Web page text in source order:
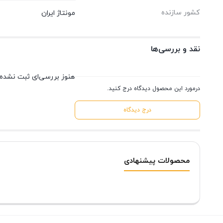
کشور سازنده مونتاژ ایران
نقد و بررسی‌ها
درمورد این محصول دیدگاه درج کنید.
درج دیدگاه
هنوز بررسی‌ای ثبت
محصولات پیشنهادی